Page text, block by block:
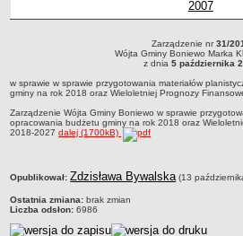
Zabytki Gminy
Plan Zagospodarowania Przestrzennego
Plan ogólny Gminy Boniewo
Miejscowy Plan Zagospodarowania
terenów Gminy Boniewo
System Informacji Przestrzennej e-
ponowne wykorzystywanie
pomoc prawna
Punkt potwierdzania profilu zaufanego
2007
Zarządzenie nr 31/2017Wójta Gminy Boniewo
października 2017w sprawie w sprawie
Finansowej na lata 2018-2027
Zarządzenie nr31/
Wójta Gminy Boniewo Marka
z dnia 5 października
w sprawie w sprawie przygotowania materiałów
gminy na rok 2018 oraz Wieloletniej Prognozy
Zarządzenie Wójta Gminy Boniewo w sprawie
opracowania budżetu gminy na rok 2018 oraz
2018-2027dalej (1700kB)
Opublikował: Zdzisława Bywalska (13
Ostatnia zmiana: brak zmian
Liczba odsłon: 6986